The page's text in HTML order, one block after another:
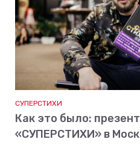
СУПЕРСТИХИ
Как это было:
«СУПЕРСТИХИ» в